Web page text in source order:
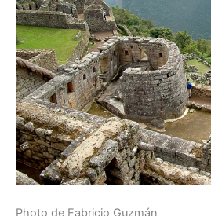
Photo de Fabricio Guzmán